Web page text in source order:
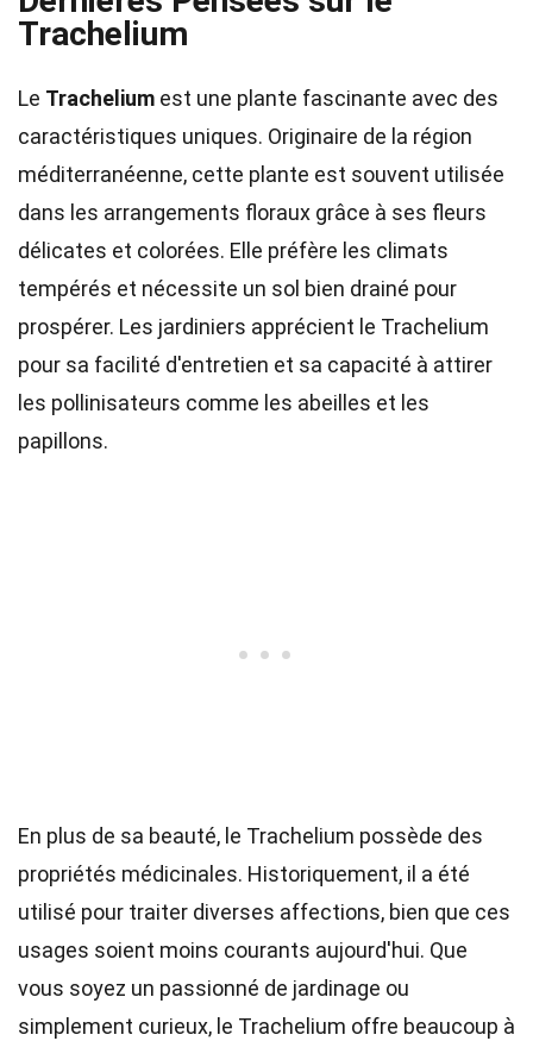
Trachelium
Le Trachelium est une plante fascinante avec des
caractéristiques uniques. Originaire de la région
méditerranéenne, cette plante est souvent utilisée
dans les arrangements floraux grâce à ses fleurs
délicates et colorées. Elle préfère les climats
tempérés et nécessite un sol bien drainé pour
prospérer. Les jardiniers apprécient le Trachelium
pour sa facilité d'entretien et sa capacité à attirer
les pollinisateurs comme les abeilles et les
papillons.
En plus de sa beauté, le Trachelium possède des
propriétés médicinales. Historiquement, il a été
utilisé pour traiter diverses affections, bien que ces
usages soient moins courants aujourd'hui. Que
vous soyez un passionné de jardinage ou
simplement curieux, le Trachelium offre beaucoup à